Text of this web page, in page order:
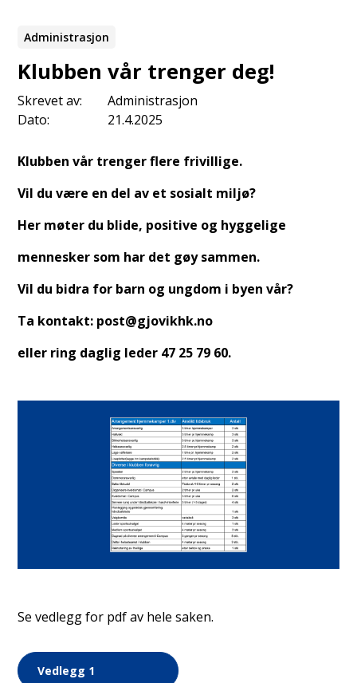
Administrasjon
Klubben vår trenger deg!
Skrevet av:
Dato:
Administrasjon
21.4.2025
Klubben vår trenger flere frivillige.
Vil du være en del av et sosialt miljø?
Her møter du blide, positive og hyggelige
mennesker som har det gøy sammen.
Vil du bidra for barn og ungdom i byen vår?
Ta kontakt: post@gjovikhk.no
eller ring daglig leder 47 25 79 60.
Se vedlegg for pdf av hele saken.
Vedlegg 1